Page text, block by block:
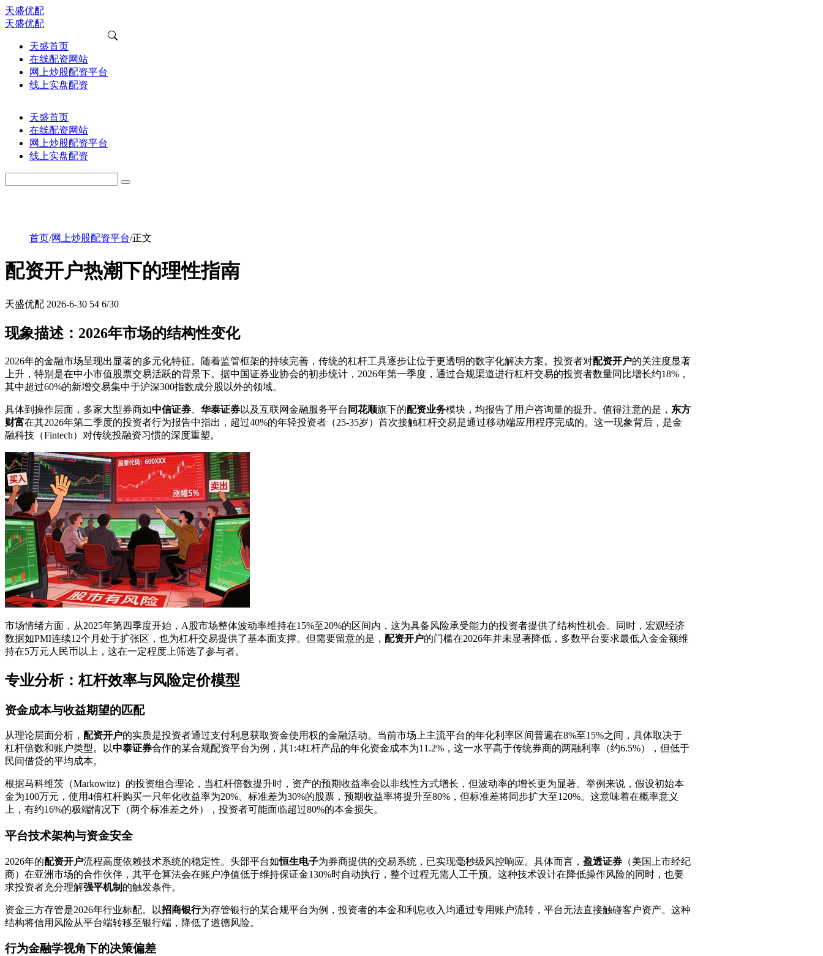
天盛优配
天盛优配
天盛首页
在线配资网站
网上炒股配资平台
线上实盘配资
天盛首页
在线配资网站
网上炒股配资平台
线上实盘配资
首页/网上炒股配资平台/正文
配资开户热潮下的理性指南
天盛优配 2026-6-30 54 6/30
现象描述：2026年市场的结构性变化
2026年的金融市场呈现出显著的多元化特征。随着监管框架的持续完善，传统的杠杆工具逐步让位于更透明的数字化解决方案。投资者对配资开户的关注度显著
上升，特别是在中小市值股票交易活跃的背景下。据中国证券业协会的初步统计，2026年第一季度，通过合规渠道进行杠杆交易的投资者数量同比增长约18%，
其中超过60%的新增交易集中于沪深300指数成分股以外的领域。
具体到操作层面，多家大型券商如中信证券 华泰证券以及互联网金融服务平台 同花顺旗下的配资业务模块，均报告了用户咨询量的提升。值得注意的是， 东方
财富在其2026年第二季度的投资者行为报告中指出，超过40%的年轻投资者（25-35岁）首次接触杠杆交易是通过移动端应用程序完成的。这一现象背后，是金
融科技（Fintech）对传统投融资习惯的深度重塑。
市场情绪方面，从2025年第四季度开始，A股市场整体波动率维持在15%至20%的区间内，这为具备风险承受能力的投资者提供了结构性机会。同时，宏观经济
数据如PMI连续12个月处于扩张区，也为杠杆交易提供了基本面支撑。但需要留意的是， 配资开户的门槛在2026年并未显著降低，多数平台要求最低入金金额维
持在5万元人民币以上，这在一定程度上筛选了参与者。
专业分析：杠杆效率与风险定价模型
资金成本与收益期望的匹配
从理论层面分析， 配资开户的实质是投资者通过支付利息获取资金使用权的金融活动。当前市场上主流平台的年化利率区间普遍在8%至15%之间，具体取决于
杠杆倍数和账户类型。以中泰证券合作的某合规配资平台为例，其1:4杠杆产品的年化资金成本为11.2%，这一水平高于传统券商的两融利率（约6.5%），但低于
民间借贷的平均成本。
根据马科维茨（Markowitz）的投资组合理论，当杠杆倍数提升时，资产的预期收益率会以非线性方式增长，但波动率的增长更为显著。举例来说，假设初始本
金为100万元，使用4倍杠杆购买一只年化收益率为20%、标准差为30%的股票，预期收益率将提升至80%，但标准差将同步扩大至120%。这意味着在概率意义
上，有约16%的极端情况下（两个标准差之外），投资者可能面临超过80%的本金损失。
平台技术架构与资金安全
2026年的配资开户流程高度依赖技术系统的稳定性。头部平台如恒生电子为券商提供的交易系统，已实现毫秒级风控响应。具体而言， 盈透证券 （美国上市经纪
商）在亚洲市场的合作伙伴，其平仓算法会在账户净值低于维持保证金130%时自动执行，整个过程无需人工干预。这种技术设计在降低操作风险的同时，也要
求投资者充分理解强平机制 的触发条件。
资金三方存管是2026年行业标配。以招商银行为存管银行的某合规平台为例，投资者的本金和利息收入均通过专用账户流转，平台无法直接触碰客户资产。这种
结构将信用风险从平台端转移至银行端，降低了道德风险。
行为金融学视角下的决策偏差